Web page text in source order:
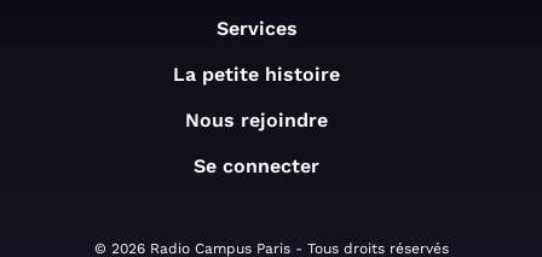
Services
La petite histoire
Nous rejoindre
Se connecter
© 2026 Radio Campus Paris - Tous droits réservés